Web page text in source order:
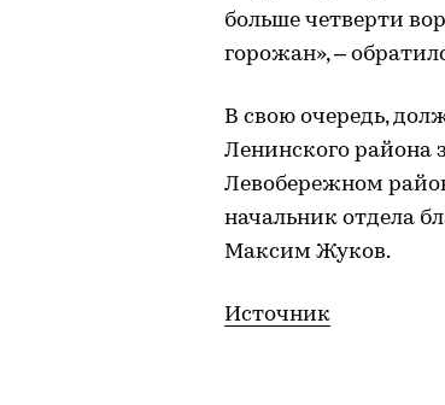
больше четверти
горожан», –
В свою очередь,
Ленинского района
Левобережном
начальник отдела
Максим Жуков.
Источник